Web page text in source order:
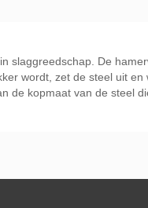
slaggreedschap. De
wordt, zet de steel uit
de kopmaat van de steel